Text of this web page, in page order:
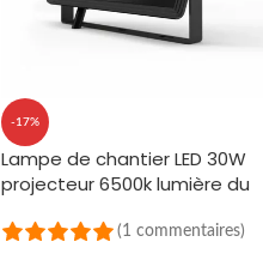
-17%
Lampe de chantier LED 30W
projecteur 6500k lumière du
(1 commentaires)